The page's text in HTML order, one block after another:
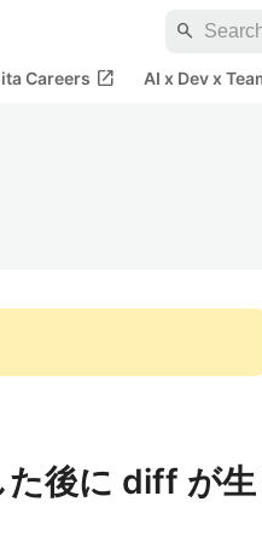
search
Careers open_in_new AI x Dev x
後に diff が生